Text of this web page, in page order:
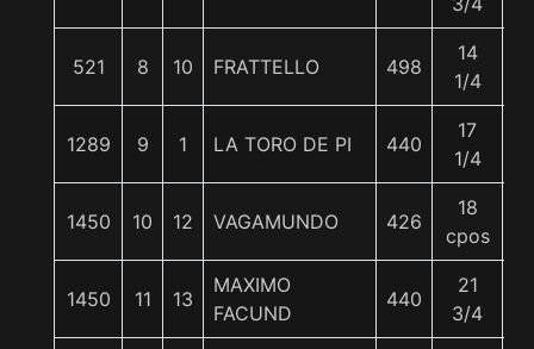
521 8 10 FRATTELLO 498
14
1/4
1289 9 1 LA TORO DE PI 440
17
1/4
1450 10 12 VAGAMUNDO 426
18
cpos
1450 11 13
MAXIMO
FACUND
440
21
3/4